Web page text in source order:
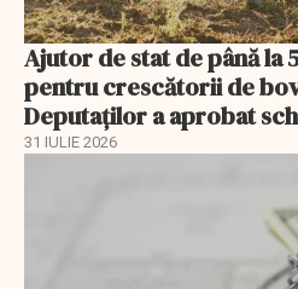
Ajutor de stat de până la
pentru crescătorii de
Deputaților a aprobat
31 IULIE 2026